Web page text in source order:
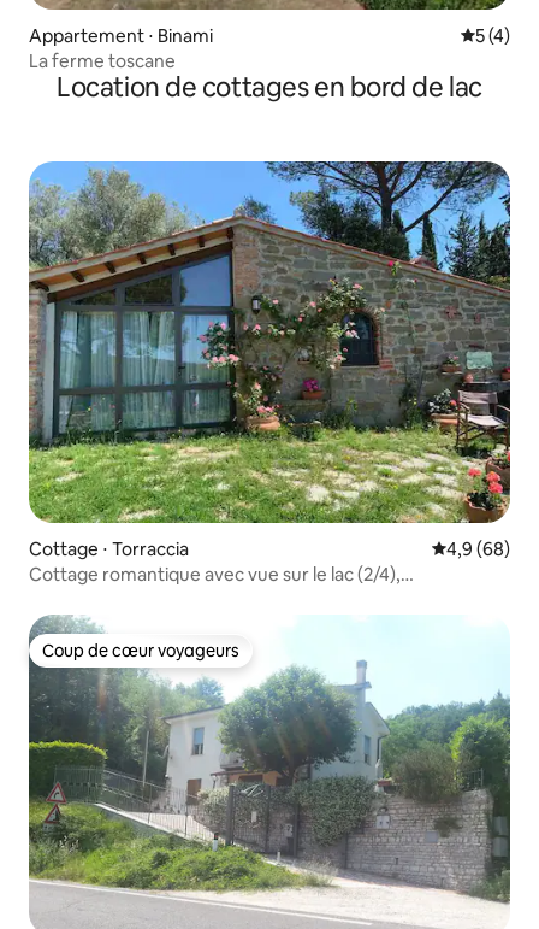
Appartement ⋅ Binami
5 (4)
La ferme toscane
Location de cottages en bord de lac
Cottage ⋅ Torraccia Évaluation
4,9 (68)
Cottage romantique avec vue sur le lac (2/4),
Coup de cœur voyageurs
Coup de cœur voyageurs